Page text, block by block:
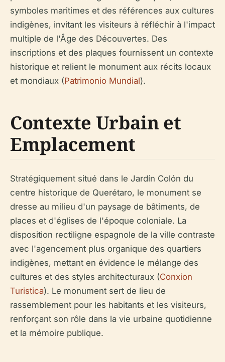
symboles maritimes et des références aux cultures
indigènes, invitant les visiteurs à réfléchir à l'impact
multiple de l'Âge des Découvertes. Des
inscriptions et des plaques fournissent un contexte
historique et relient le monument aux récits locaux
et mondiaux (Patrimonio Mundial).
Contexte Urbain et
Emplacement
Stratégiquement situé dans le Jardín Colón du
centre historique de Querétaro, le monument se
dresse au milieu d'un paysage de bâtiments, de
places et d'églises de l'époque coloniale. La
disposition rectiligne espagnole de la ville contraste
avec l'agencement plus organique des quartiers
indigènes, mettant en évidence le mélange des
cultures et des styles architecturaux (Conxion
Turistica). Le monument sert de lieu de
rassemblement pour les habitants et les visiteurs,
renforçant son rôle dans la vie urbaine quotidienne
et la mémoire publique.